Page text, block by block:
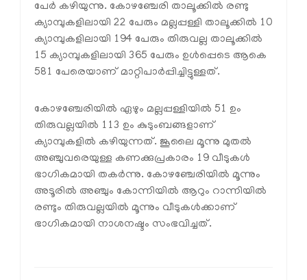
പേര്‍ കഴിയുന്നു. കോഴഞ്ചേരി താലൂക്കില്‍ രണ്ടു
ക്യാമ്പുകളിലായി 22 പേരും മല്ലപ്പള്ളി താലൂക്കില്‍ 10
ക്യാമ്പുകളിലായി 194 പേരും തിരുവല്ല താലൂക്കില്‍
15 ക്യാമ്പുകളിലായി 365 പേരും ഉള്‍പ്പെടെ ആകെ
581 പേരെയാണ് മാറ്റിപാര്‍പ്പിച്ചിട്ടുള്ളത്.
കോഴഞ്ചേരിയില്‍ ഏഴും മല്ലപ്പള്ളിയില്‍ 51 ഉം
തിരുവല്ലയില്‍ 113 ഉം കുടുംബങ്ങളാണ്
ക്യാമ്പുകളില്‍ കഴിയുന്നത്. ജൂലൈ മൂന്നു മുതല്‍
അഞ്ചുവരെയുള്ള കണക്കുപ്രകാരം 19 വീടുകള്‍
ഭാഗികമായി തകര്‍ന്നു. കോഴഞ്ചേരിയില്‍ മൂന്നും
അടൂരില്‍ അഞ്ചും കോന്നിയില്‍ ആറും റാന്നിയില്‍
രണ്ടും തിരുവല്ലയില്‍ മൂന്നും വീടുകള്‍ക്കാണ്
ഭാഗികമായി നാശനഷ്ടം സംഭവിച്ചത്.